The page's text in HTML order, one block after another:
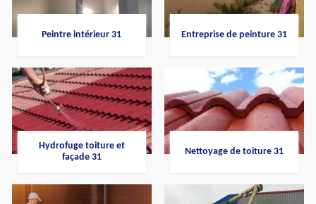
Peintre intérieur 31 Entreprise de peinture 31
Hydrofuge toiture et
façade 31
Nettoyage de toiture 31